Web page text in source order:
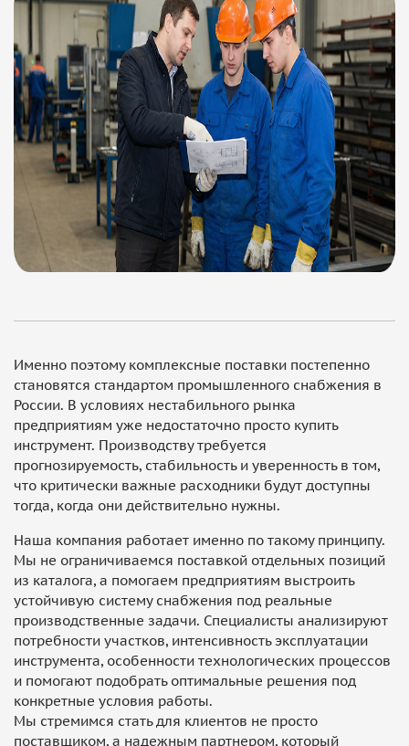
Именно поэтому комплексные поставки постепенно
становятся стандартом промышленного снабжения в
России. В условиях нестабильного рынка
предприятиям уже недостаточно просто купить
инструмент. Производству требуется
прогнозируемость, стабильность и уверенность в том,
что критически важные расходники будут доступны
тогда, когда они действительно нужны.
Наша компания работает именно по такому принципу.
Мы не ограничиваемся поставкой отдельных позиций
из каталога, а помогаем предприятиям выстроить
устойчивую систему снабжения под реальные
производственные задачи. Специалисты анализируют
потребности участков, интенсивность эксплуатации
инструмента, особенности технологических процессов
и помогают подобрать оптимальные решения под
конкретные условия работы.
Мы стремимся стать для клиентов не просто
поставщиком, а надежным партнером, который